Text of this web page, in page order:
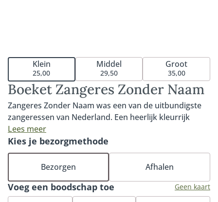
Boeket Zangeres Zonder Naam
Zangeres Zonder Naam was een van de uitbundigste
zangeressen van Nederland. Een heerlijk kleurrijk
frivol boeket
Lees meer
Klein
25,00
Middel
29,50
Groot
35,00
Voeg een boodschap toe Geen kaart
Kies je bezorgmethode
Bezorgen Afhalen